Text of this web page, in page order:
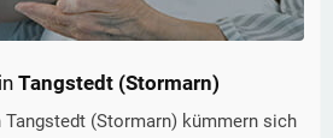
Tangstedt (Stormarn)
Tangstedt (Stormarn) kümmern sich